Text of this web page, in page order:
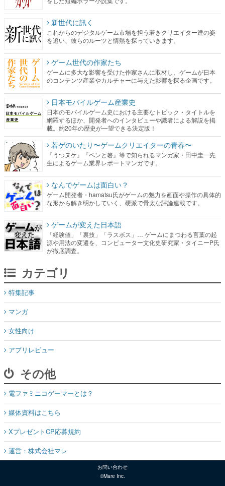
を追い、彼らのルーツと情熱を探っていきます。
ゲーム世代の作家たち
ゲームに多大な影響を受けた作家さんに取材し、ゲームが日本
のコンテンツ産業やカルチャーに与えた影響を探る企画です。
日本モバイルゲーム産業史
日本のモバイルゲーム史における主要なトピック・タイトルを
網羅するほか、開発者へのインタビューや識者による解説を掲
若ゲのいたり〜ゲームクリエイターの青春〜
『うつヌケ』『ペンと箸』等で知られるマンガ家・田中圭一先
生によるゲーム業界レポートマンガです。
なんでゲームは面白い？
ゲーム開発者・hamatsu氏がゲームの魅力を画面や操作の具体的
な形から解き明かしていく、硬派で骨太な評論連載です。
ゲームが変えた日本語
「経験値」「裏技」「ラスボス」… ゲームにまつわる言葉の起
源や用法の変遷を、コンピューター文化史研究家・タイニーP氏
カテゴリ
マンガ
女性向け
アプリレビュー
その他
電ファミニコゲーマーとは？
媒体資料はこちら
XプレゼントCP応募規約
運営：株式会社マレ